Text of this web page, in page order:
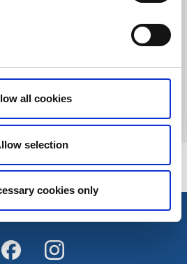
all cookies
selection
cookies only
– allt på ett ställe